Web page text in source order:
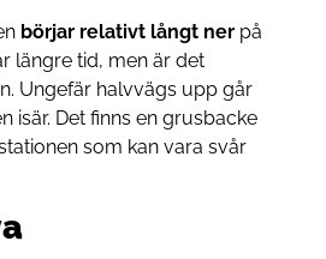
börjar relativt långt nerpå
längre tid, men är det
Ungefär halvvägs upp går
isär. Det finns en grusbacke
som kan vara svår